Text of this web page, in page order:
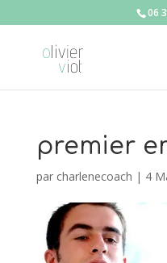
06
premier
par charlenecoach | 4